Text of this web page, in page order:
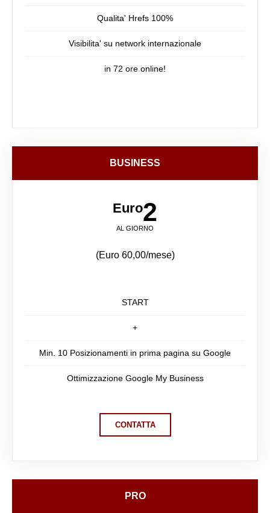
Qualita' Hrefs 100%
Visibilita' su network internazionale
in 72 ore online!
BUSINESS
Euro2
AL GIORNO
(Euro 60,00/mese)
START
+
Min. 10 Posizionamenti in prima pagina su Google
Ottimizzazione Google My Business
CONTATTA
PRO